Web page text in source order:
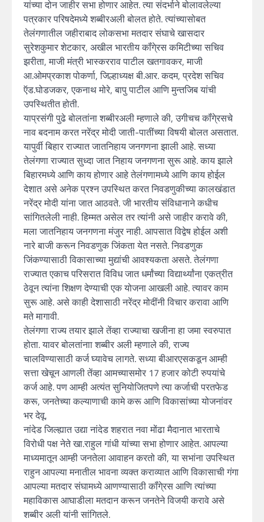
यांच्या दोन जाहीर सभा होणार आहेत. त्या संदर्भाने बोलावलेल्या
पत्रकार परिषदेमध्ये शब्बीरअली बोलत होते. त्यांच्यासोबत
तेलंगणातील जहीराबाद लोकसभा मतदार संघाचे खासदार
सुरेशकुमार शेटकार, अखील भारतीय कॉंगे्रस कमिटीच्या सचिव
झरीता, माजी मंत्री भास्करराव पाटील खतगावकर, माजी
आ.ओमप्रकाश पोकर्णा, जिल्हाध्यक्ष बी.आर. कदम, प्रदेश सचिव
ऍड.घोडजकर, एकनाथ मोरे, बापु पाटील आणि मुन्तजिब यांची
उपस्थितीत होती.
याप्रसंगी पुढे बोलतांना शब्बीरअली म्हणाले की, उगीचच कॉंगे्रसचे
नाव बदनाम करत नरेंद्र मोदी जाती-पातींच्या विषयी बोलत असतात.
यापुर्वी बिहार राज्यात जातनिहाय जनगणना झाली आहे. सध्या
तेलंगणा राज्यात सुध्दा जात निहाय जनगणना सुरू आहे. काय झाले
बिहारमध्ये आणि काय होणार आहे तेलंगणामध्ये आणि काय होईल
देशात असे अनेक प्रश्न उपस्थित करत निवडणुकीच्या कालखंडात
नरेंद्र मोदी यांना जात आठवते. जी भारतीय संविधानाने कधीच
सांगितलेली नाही. हिम्मत असेल तर त्यांनी असे जाहीर करावे की,
मला जातनिहाय जनगणना मंजुर नाही. आपसात विद्वेष होईल अशी
नारे बाजी करून निवडणुक जिंकता येत नसते. निवडणुक
जिंकण्यासाठी विकासाच्या मुद्यांची आवश्यकता असते. तेलंगणा
राज्यात एकाच परिसरात विविध जात धर्मांच्या विद्यार्थ्यांना एकत्रीत
ठेवून त्यांना शिक्षण देण्याची एक योजना आखली आहे. त्यावर काम
सुरू आहे. असे काही देशासाठी नरेंद्र मोदींनी विचार करावा आणि
मते मागावी.
तेलंगणा राज्य तयार झाले तेंव्हा राज्याचा खजीना हा जमा स्वरुपात
होता. यावर बोलतांनाा शब्बीर अली म्हणाले की, राज्य
चालविण्यासाठी कर्ज घ्यावेच लागते. सध्या बीआरएसकडून आम्ही
सत्ता खेचून आणली तेंव्हा आमच्यासमोर 17 हजार कोटी रुपयांचे
कर्ज आहे. पण आम्ही अत्यंत सुनियोजितपणे त्या कर्जाची परतफेड
करू, जनतेच्या कल्याणाची कामे करू आणि विकासांच्या योजनांवर
भर देवू.
नांदेड जिल्ह्यात उद्या नांदेड शहरात नवा मोंढा मैदानात भारताचे
विरोधी पक्ष नेते खा.राहुल गांधी यांच्या सभा होणार आहेत. आपल्या
माध्यमातून आम्ही जनतेला आवाहन करतो की, या सभांना उपस्थित
राहुन आपल्या मनातील भावना व्यक्त कराव्यात आणि विकासाची गंगा
आपल्या मतदार संघामध्ये आणण्यासाठी कॉंगे्रस आणि त्यांच्या
महाविकास आघाडीला मतदान करून जनतेने विजयी करावे असे
शब्बीर अली यांनी सांगितले.